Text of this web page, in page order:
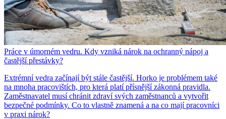
Práce v úmorném vedru. Kdy vzniká nárok na ochranný nápoj a
častější přestávky?
Extrémní vedra začínají být stále častější. Horko je problémem také
na mnoha pracovištích, pro která platí přísnější zákonná pravidla.
Zaměstnavatel musí chránit zdraví svých zaměstnanců a vytvořit
bezpečné podmínky. Co to vlastně znamená a na co mají pracovníci
v praxi nárok?